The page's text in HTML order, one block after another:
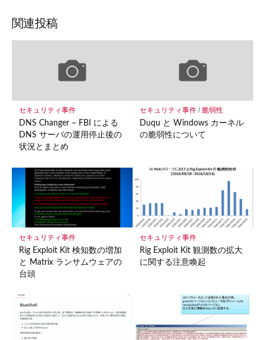
関連投稿
セキュリティ事件
DNS Changer – FBI による
DNS サーバの運用停止後の
状況とまとめ
セキュリティ事件/ 脆弱性
Duqu と Windows カーネル
の脆弱性について
セキュリティ事件
Rig Exploit Kit 検知数の増加
と Matrix ランサムウェアの
台頭
セキュリティ事件
Rig Exploit Kit 観測数の拡大
に関する注意喚起